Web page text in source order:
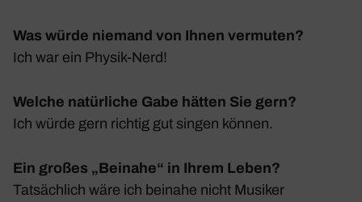
Was würde niemand von Ihnen vermuten?
Ich war ein Physik-Nerd!
Welche natürliche Gabe hätten Sie gern?
Ich würde gern richtig gut singen können.
Ein großes „Beinahe“ in Ihrem Leben?
Tatsäch­lich wäre ich beinahe nicht Musiker